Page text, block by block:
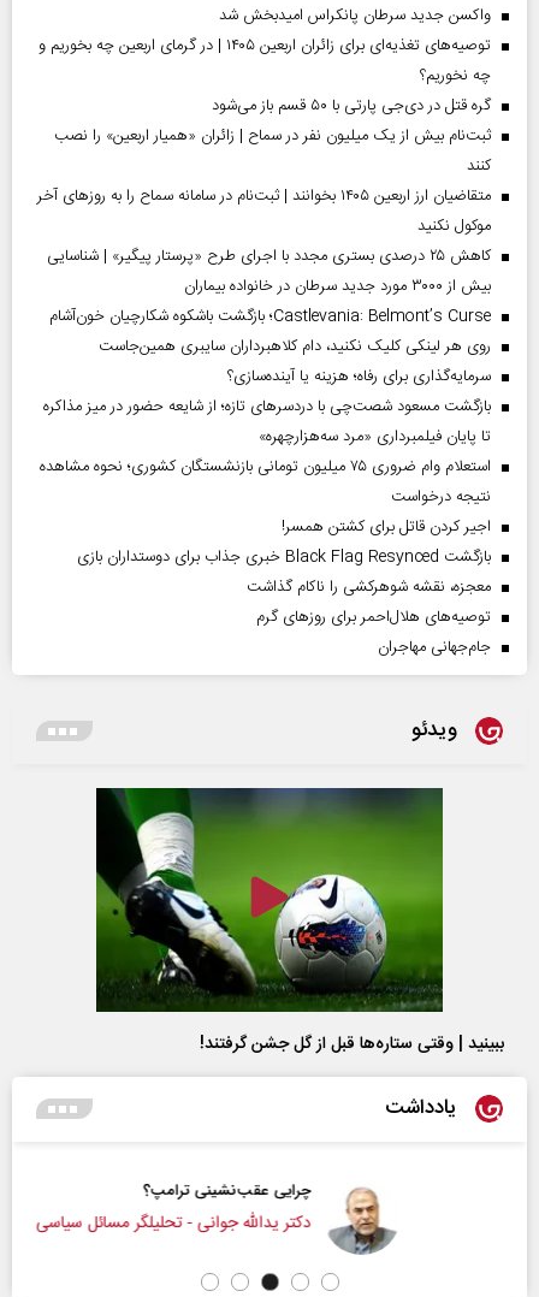
واکسن جدید سرطان پانکراس امیدبخش شد
توصیه‌های تغذیه‌ای برای زائران اربعین ۱۴۰۵ | در گرمای اربعین چه بخوریم و
چه نخوریم؟
گره قتل در دی‌جی پارتی با ۵۰ قسم باز می‌شود
ثبت‌نام بیش از یک میلیون نفر در سماح | زائران «همیار اربعین» را نصب
کنند
متقاضیان ارز اربعین ۱۴۰۵ بخوانند | ثبت‌نام در سامانه سماح را به روز‌های آخر
موکول نکنید
کاهش ۲۵ درصدی بستری مجدد با اجرای طرح «پرستار پیگیر» | شناسایی
بیش از ۳۰۰۰ مورد جدید سرطان در خانواده بیماران
Castlevania: Belmont’s Curse؛ بازگشت باشکوه شکارچیان خون‌آشام
روی هر لینکی کلیک نکنید، دام کلاهبرداران سایبری همین‌جاست
سرمایه‌گذاری برای رفاه؛ هزینه یا آینده‌سازی؟
بازگشت مسعود شصت‌چی با دردسر‌های تازه؛ از شایعه حضور در میز مذاکره
تا پایان فیلمبرداری «مرد سه‌هزارچهره»
استعلام وام ضروری ۷۵ میلیون تومانی بازنشستگان کشوری؛ نحوه مشاهده
نتیجه درخواست
اجیر کردن قاتل برای کشتن همسر!
بازگشت Black Flag Resynced خبری جذاب برای دوستداران بازی
معجزه، نقشه شوهرکشی را ناکام گذاشت
توصیه‌های هلال‌احمر برای روز‌های گرم
جام‌جهانی مهاجران
ویدئو
ببینید | وقتی ستاره‌ها قبل از گل جشن گرفتند!
یادداشت
چرایی عقب‌نشینی ترامپ؟
دکتر یدالله جوانی - تحلیلگر مسائل سیاسی